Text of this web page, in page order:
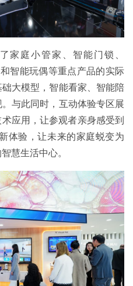
家庭小管家、智能门锁、
智能玩偶等重点产品的实际
大模型，智能看家、智能陪
与此同时，互动体验专区展
应用，让参观者亲身感受到
体验，让未来的家庭蜕变为
慧生活中心。